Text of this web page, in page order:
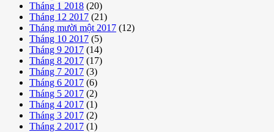
Tháng 1 2018 (20)
Tháng 12 2017 (21)
Tháng mười một 2017 (12)
Tháng 10 2017 (5)
Tháng 9 2017 (14)
Tháng 8 2017 (17)
Tháng 7 2017 (3)
Tháng 6 2017 (6)
Tháng 5 2017 (2)
Tháng 4 2017 (1)
Tháng 3 2017 (2)
Tháng 2 2017 (1)